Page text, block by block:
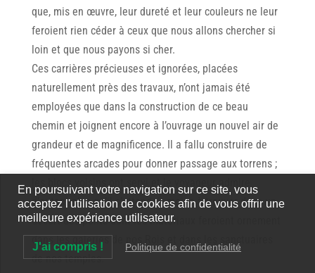
que, mis en œuvre, leur dureté et leur couleurs ne leur
feroient rien céder à ceux que nous allons chercher si
loin et que nous payons si cher.
Ces carrières précieuses et ignorées, placées
naturellement près des travaux, n’ont jamais été
employées que dans la construction de ce beau
chemin et joignent encore à I’ouvrage un nouvel air de
grandeur et de magnificence. Il a fallu construire de
fréquentes arcades pour donner passage aux torrens ;
les blocs voisins ont servi et le voyageur admire
d’autant plus qu’il s’attendoit moins à trouver dans un
désert des ponts dont les matériaux feroient ornement
dans les galeries de nos Rois et dans les sanctuaires
de nos temples.
En poursuivant votre navigation sur ce site, vous
acceptez l'utilisation de cookies afin de vous offrir une
meilleure expérience utilisateur.
J'ai compris ! Politique de confidentialité